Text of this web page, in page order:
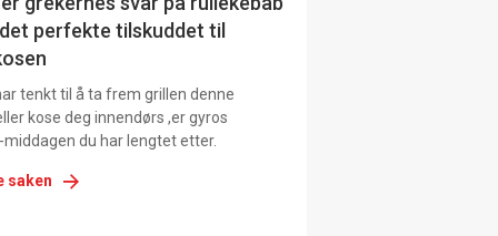
perfekte tilskuddet til
tenkt til å ta frem grillen denne
kose deg innendørs ,er gyros
du har lengtet etter.
saken